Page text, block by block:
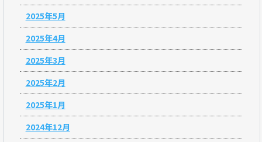
2025年5月
2025年4月
2025年3月
2025年2月
2025年1月
2024年12月